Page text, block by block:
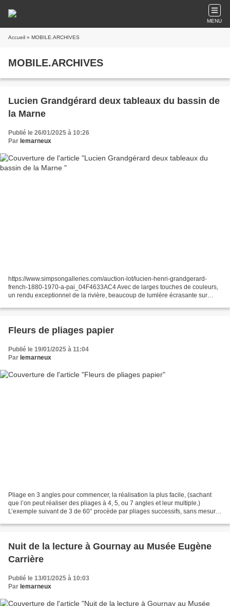
MENU
Accueil » MOBILE.ARCHIVES
MOBILE.ARCHIVES
Lucien Grandgérard deux tableaux du bassin de
la Marne
Publié le 26/01/2025 à 10:26
Par lemarneux
https://www.simpsongalleries.com/auction-lot/lucien-henri-grandgerard-
french-1880-1970-a-pai_04F4633AC4 Avec de larges touches de couleurs,
un rendu exceptionnel de la rivière, beaucoup de lumlère écrasante sur
Fleurs de pliages papier
Publié le 19/01/2025 à 11:04
Par lemarneux
Pliage en 3 angles pour commencer, la réalisation la plus facile, (sachant
que l’on peut réaliser des pliages à 4, 5, ou 7 angles et leur multiple.)
L’exemple suivant de 3 de 60° procède par pliages successifs, sans mesure,
Nuit de la lecture à Gournay au Musée Eugène
Carrière
Publié le 13/01/2025 à 10:03
Par lemarneux